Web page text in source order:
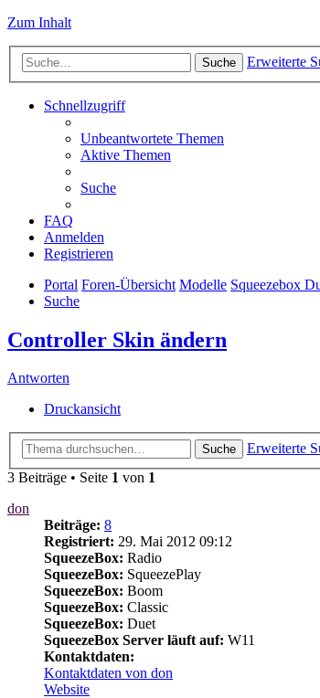
Zum Inhalt
Suche Erweiterte
Schnellzugriff
Unbeantwortete Themen
Aktive Themen
Suche
FAQ
Anmelden
Registrieren
Portal Foren-Übersicht Modelle Squeezebox
Suche
Controller Skin ändern
Antworten
Druckansicht
Suche
Erweiterte
3 Beiträge • Seite 1 von 1
don
Beiträge: 8
Registriert: 29. Mai 2012 09:12
SqueezeBox: Radio
SqueezeBox: SqueezePlay
SqueezeBox: Boom
SqueezeBox: Classic
SqueezeBox: Duet
SqueezeBox Server läuft auf: W11
Kontaktdaten:
Kontaktdaten von don
Website